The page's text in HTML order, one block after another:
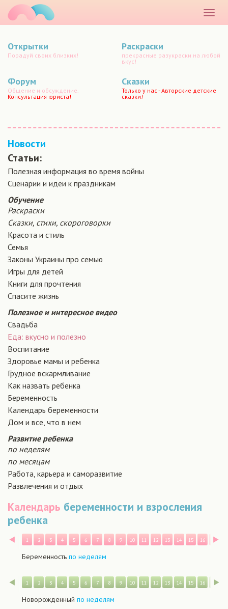
меню
Открытки
Порадуй своих близких!
Раскраски
прекрасные разукраски на любой
вкус!
Форум
Общение и обсуждение.
Консультация юриста!
Сказки
Только у нас - Авторские детские
сказки!
Новости
Статьи:
Полезная информация во время войны
Сценарии и идеи к праздникам
Обучение
Раскраски
Сказки, стихи, скороговорки
Красота и стиль
Семья
Законы Украины про семью
Игры для детей
Книги для прочтения
Спасите жизнь
Полезное и интересное видео
Свадьба
Еда: вкусно и полезно
Воспитание
Здоровье мамы и ребенка
Грудное вскармливание
Как назвать ребенка
Беременность
Календарь беременности
Дом и все, что в нем
Развитие ребенка
по неделям
по месяцам
Работа, карьера и саморазвитие
Развлечения и отдых
Календарь беременности и взросления
ребенка
Назад
1 2 3 4 5 6 7 8 9 10 11 12 13 14 15 16 17
Беременность по неделям
Назад
1 2 3 4 5 6 7 8 9 10 11 12 13 14 15 16 17
Новорожденный по неделям